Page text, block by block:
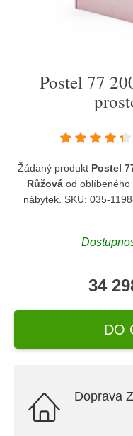
Postel 77
Žádaný produkt Postel
Růžová od oblíbeného
nábytek. SKU: 035-
34
DO
Doprava